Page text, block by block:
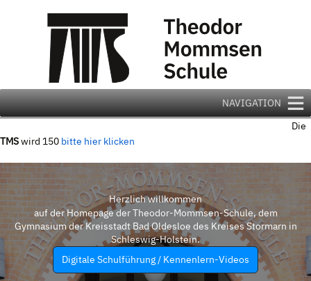
NAVIGATION
Die
TMSwird 150 bitte hier klicken
Herzlich willkommen
auf der Homepage der Theodor-Mommsen-Schule, dem
Gymnasium der Kreisstadt Bad Oldesloe des Kreises Stormarn in
Schleswig-Holstein.
Digitale Schulführung / Kennenlern-Videos